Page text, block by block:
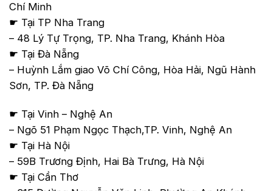
Chí Minh
☛ Tại TP Nha Trang
– 48 Lý Tự Trọng, TP. Nha Trang, Khánh Hòa
☛ Tại Đà Nẵng
– Huỳnh Lắm giao Võ Chí Công, Hòa Hải, Ngũ Hành
Sơn, TP. Đà Nẵng
☛ Tại Vinh – Nghệ An
– Ngõ 51 Phạm Ngọc Thạch,TP. Vinh, Nghệ An
☛ Tại Hà Nội
– 59B Trương Định, Hai Bà Trưng, Hà Nội
☛ Tại Cần Thơ